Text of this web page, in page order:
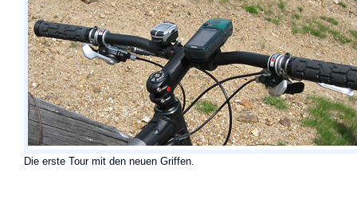
Die erste Tour mit den neuen Griffen.